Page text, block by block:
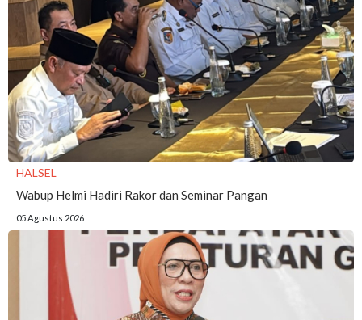
HALSEL
Wabup Helmi Hadiri Rakor dan Seminar Pangan
05 Agustus 2026